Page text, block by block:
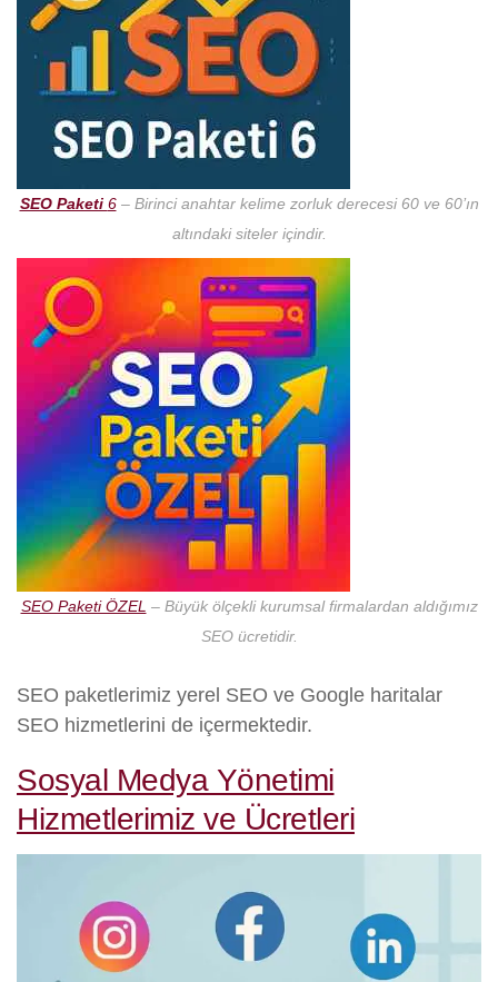
SEO Paketi 6– Birinci anahtar kelime zorluk derecesi 60 ve 60’ın
altındaki siteler içindir.
SEO Paketi ÖZEL – Büyük ölçekli kurumsal firmalardan aldığımız
SEO ücretidir.
SEO paketlerimiz yerel SEO ve Google haritalar
SEO hizmetlerini de içermektedir.
Sosyal Medya Yönetimi
Hizmetlerimiz ve Ücretleri